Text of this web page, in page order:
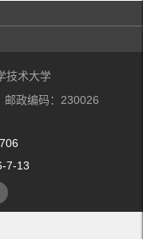
技术大学
邮政编码：230026
-7-13